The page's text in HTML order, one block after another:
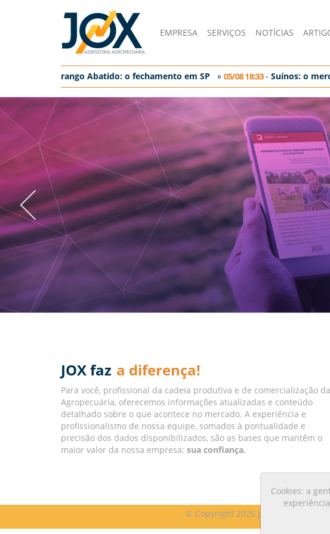
EMPRESA SERVIÇOS NOTÍCIAS
Frango Abatido: o fechamento em SP 05/08 18:33-Suí­nos: o
Cookies: a
JOX faz a diferença!
Para você, profissional da cadeia produtiva e de comercialização da
Agropecuária, oferecemos informações atualizadas e conteúdo
detalhado sobre o que acontece no mercado. A experiência e
profissionalismo de nossa equipe, somados à pontualidade e
precisão dos dados disponibilizados, são as bases que mantêm o
maior valor da nossa empresa: sua confiança.
© Copyright 2026 JOX | Direitos